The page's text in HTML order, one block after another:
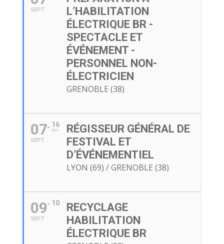
SEPT
L’HABILITATION
ÉLECTRIQUE BR -
SPECTACLE ET
ÉVÉNEMENT -
PERSONNEL NON-
ÉLECTRICIEN
GRENOBLE (38)
07
SEPT
16
OCT
RÉGISSEUR GÉNÉRAL DE
FESTIVAL ET
D’ÉVÉNEMENTIEL
LYON (69) / GRENOBLE (38)
09
SEPT
10
RECYCLAGE
HABILITATION
ÉLECTRIQUE BR